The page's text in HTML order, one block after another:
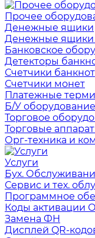
Прочее
Денежные ящики
Денежные ящики
Банковское
Детекторы
Счетчики банкнот
Счетчики монет
Платежные
Б/У оборудование
Торговое
Торговые
Орг-техника и
Услуги
Бух.
Сервис и тех.
Программное
Коды активации
Замена ФН
Дисплей QR-